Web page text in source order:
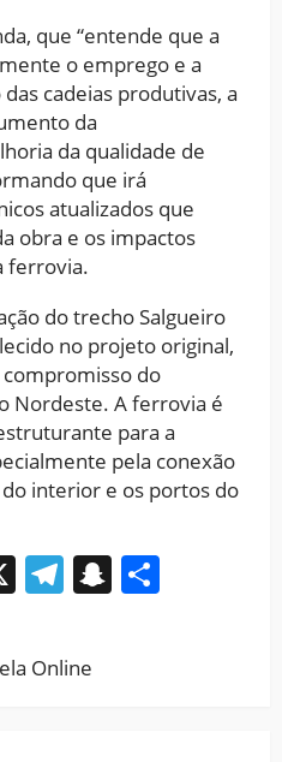
que “entende que a
o emprego e a
cadeias produtivas, a
da
da qualidade de
que irá
atualizados que
obra e os impactos
ferrovia.
do trecho Salgueiro
no projeto original,
do
Nordeste. A ferrovia é
para a
pela conexão
interior e os portos do
X Telegram
Snapchat